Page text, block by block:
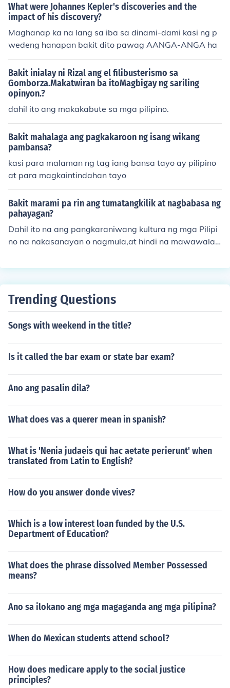
What were Johannes Kepler's discoveries and the
impact of his discovery?
Maghanap ka na lang sa iba sa dinami-dami kasi ng p
wedeng hanapan bakit dito pawag AANGA-ANGA ha
Bakit inialay ni Rizal ang el filibusterismo sa
Gomborza.Makatwiran ba itoMagbigay ng sariling
opinyon.?
dahil ito ang makakabute sa mga pilipino.
Bakit mahalaga ang pagkakaroon ng isang wikang
pambansa?
kasi para malaman ng tag iang bansa tayo ay pilipino
at para magkaintindahan tayo
Bakit marami pa rin ang tumatangkilik at nagbabasa ng
pahayagan?
Dahil ito na ang pangkaraniwang kultura ng mga Pilipi
no na nakasanayan o nagmula,at hindi na mawawala
Trending Questions
Songs with weekend in the title?
Is it called the bar exam or state bar exam?
Ano ang pasalin dila?
What does vas a querer mean in spanish?
What is 'Nenia judaeis qui hac aetate perierunt' when
translated from Latin to English?
How do you answer donde vives?
Which is a low interest loan funded by the U.S.
Department of Education?
What does the phrase dissolved Member Possessed
means?
Ano sa ilokano ang mga magaganda ang mga pilipina?
When do Mexican students attend school?
How does medicare apply to the social justice
principles?